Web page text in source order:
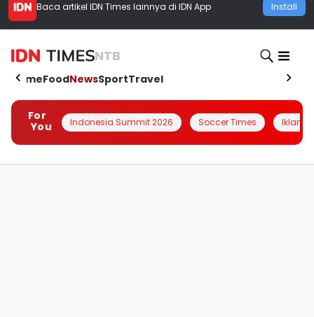
Baca artikel IDN Times lainnya di IDN App Install
NTB
HomeFoodNewsSportTravel
For
You
Indonesia Summit 2026 Soccer Times Iklanin